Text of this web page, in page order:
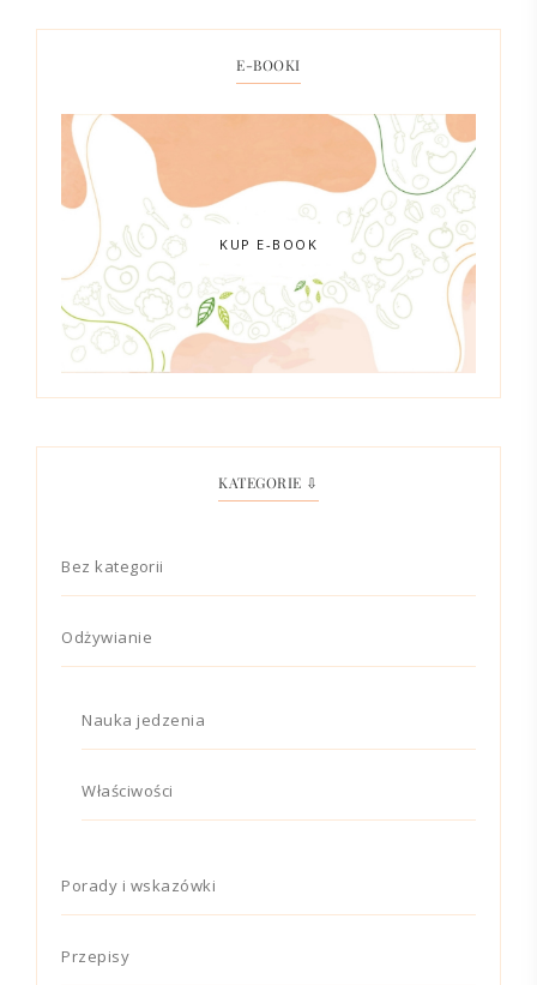
E-BOOKI
KUP E-BOOK
KATEGORIE ⇩
Bez kategorii
Odżywianie
Nauka jedzenia
Właściwości
Porady i wskazówki
Przepisy